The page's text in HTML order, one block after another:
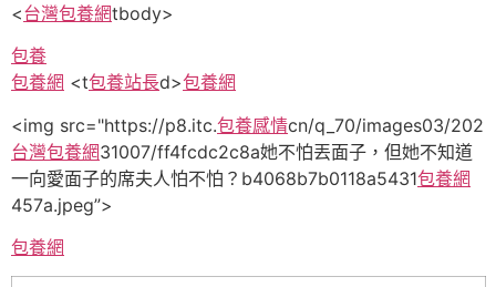
<台灣包養網tbody>
包養
包養網 <t包養站長d>包養網
<img src="https://p8.itc.包養感情cn/q_70/images03/202
台灣包養網31007/ff4fcdc2c8a她不怕丟面子，但她不知道
一向愛面子的席夫人怕不怕？b4068b7b0118a5431包養網
457a.jpeg”>
包養網